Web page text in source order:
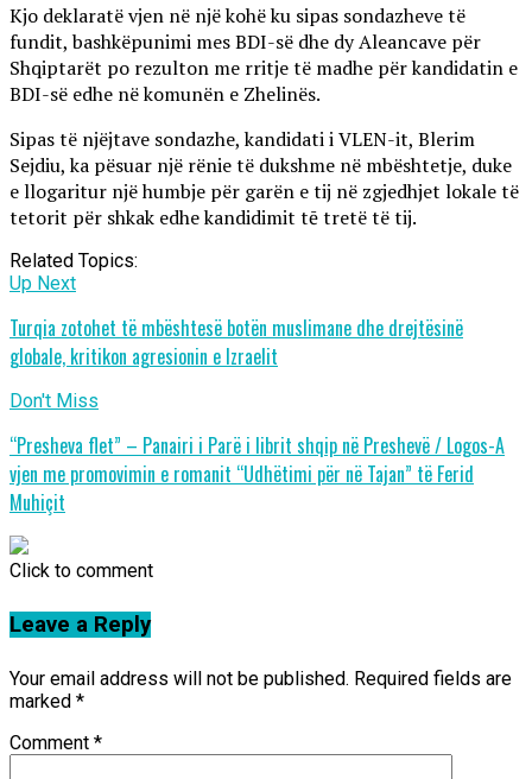
Kjo deklaratë vjen në një kohë ku sipas sondazheve të
fundit, bashkëpunimi mes BDI-së dhe dy Aleancave për
Shqiptarët po rezulton me rritje të madhe për kandidatin e
BDI-së edhe në komunën e Zhelinës.
Sipas të njëjtave sondazhe, kandidati i VLEN-it, Blerim
Sejdiu, ka pësuar një rënie të dukshme në mbështetje, duke
e llogaritur një humbje për garën e tij në zgjedhjet lokale të
tetorit për shkak edhe kandidimit tē tretë të tij.
Related Topics:
Up Next
Turqia zotohet të mbështesë botën muslimane dhe drejtësinë
globale, kritikon agresionin e Izraelit
Don't Miss
“Presheva flet” – Panairi i Parë i librit shqip në Preshevë / Logos-A
vjen me promovimin e romanit “Udhëtimi për në Tajan” të Ferid
Muhiçit
Click to comment
Leave a Reply
Your email address will not be published. Required fields are
marked *
Comment *